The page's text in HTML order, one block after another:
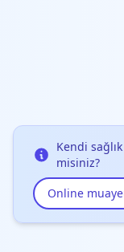
Kendi
misiniz?
Online